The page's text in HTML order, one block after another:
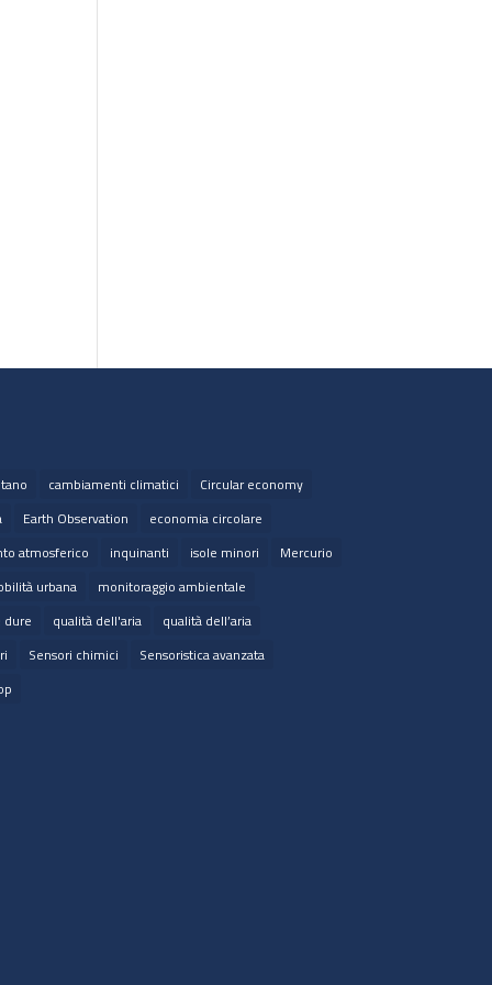
cambiamenti climatici
Circular economy
Earth Observation
economia circolare
atmosferico inquinanti isole minori
Mercurio
urbana
monitoraggio ambientale
dure qualità dell'aria
qualità dell’aria
Sensori chimici
Sensoristica avanzata